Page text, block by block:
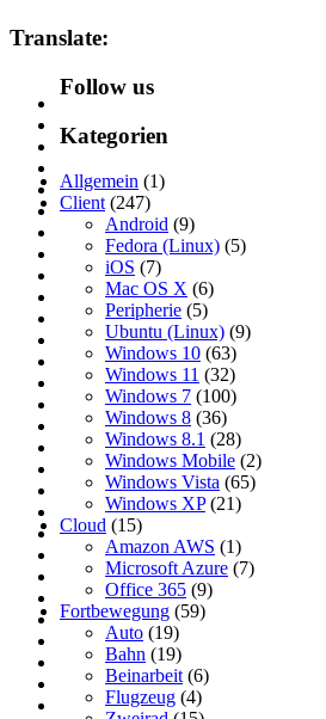
Translate:
Follow us
Kategorien
Allgemein (1)
Client (247)
Android (9)
Fedora (Linux) (5)
iOS (7)
Mac OS X (6)
Peripherie (5)
Ubuntu (Linux) (9)
Windows 10 (63)
Windows 11 (32)
Windows 7 (100)
Windows 8 (36)
Windows 8.1 (28)
Windows Mobile (2)
Windows Vista (65)
Windows XP(21)
Cloud (15)
Amazon AWS (1)
Microsoft Azure (7)
Office 365 (9)
Fortbewegung (59)
Auto (19)
Bahn (19)
Beinarbeit (6)
Flugzeug (4)